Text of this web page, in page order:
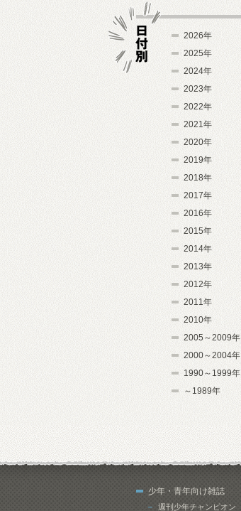
2026年
2025年
2024年
2023年
2022年
2021年
2020年
2019年
2018年
2017年
2016年
2015年
2014年
2013年
2012年
2011年
2010年
2005～2009年
2000～2004年
1990～1999年
～1989年
少年・青年向け雑誌
週刊少年チャンピオン